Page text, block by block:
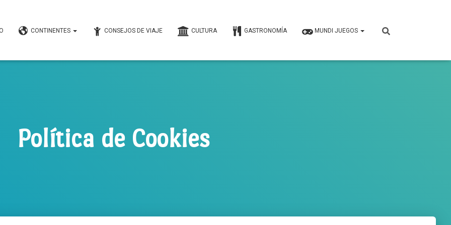
CONTINENTES CONSEJOS DE VIAJE CULTURA GASTRONOMÍA MUNDI JUEGOS
Política de Cookies